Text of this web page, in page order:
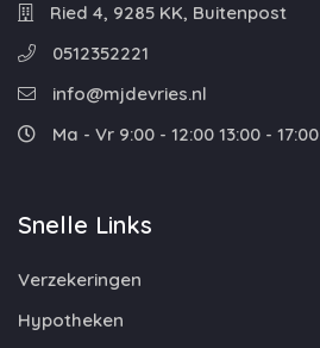
Ried 4, 9285 KK, Buitenpost
0512352221
info@mjdevries.nl
Ma - Vr 9:00 - 12:00 13:00 - 17:00
Snelle Links
Verzekeringen
Hypotheken